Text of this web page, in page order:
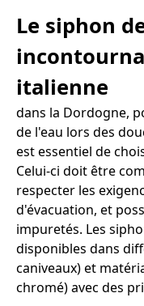
Le siphon
italienne
dans la Dordogne,
de l'eau lors des
est essentiel de
Celui-ci doit être
respecter les
d'évacuation, et
impuretés. Les
disponibles dans
caniveaux) et
chromé) avec des